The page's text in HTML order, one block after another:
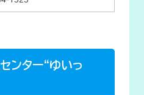
ンター“ゆいっ